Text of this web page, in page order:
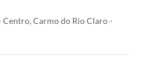
Carmo do Rio Claro -